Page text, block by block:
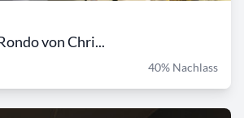
von Chri...
40% Nachlass